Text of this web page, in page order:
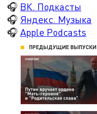
🎧 ВК. Подкасты
🎧 Яндекс. Музыка
🎧 Apple Podcasts
ПРЕДЫДУЩИЕ ВЫПУСКИ